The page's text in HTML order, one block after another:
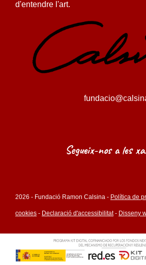
d'entendre l'art.
Segueix-nos a les
2026 - Fundació Ramon Calsina - Política de
cookies - Declaració d'accessibilitat- Disseny